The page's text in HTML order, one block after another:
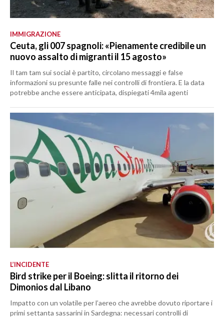
IMMIGRAZIONE
Ceuta, gli 007 spagnoli: «Pienamente credibile un
nuovo assalto di migranti il 15 agosto»
Il tam tam sui social è partito, circolano messaggi e false
informazioni su presunte falle nei controlli di frontiera. E la data
potrebbe anche essere anticipata, dispiegati 4mila agenti
L’INCIDENTE
Bird strike per il Boeing: slitta il ritorno dei
Dimonios dal Libano
Impatto con un volatile per l’aereo che avrebbe dovuto riportare i
primi settanta sassarini in Sardegna: necessari controlli di